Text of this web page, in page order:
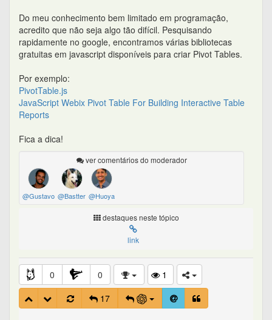
Do meu conhecimento bem limitado em programação,
acredito que não seja algo tão difícil. Pesquisando
rapidamente no google, encontramos várias bibliotecas
gratuitas em javascript disponíveis para criar Pivot Tables.
Por exemplo:
PivotTable.js
JavaScript Webix Pivot Table For Building Interactive Table
Reports
Fica a dica!
ver comentários do moderador
@Gustavo @Bastter @Huoya
destaques neste tópico
link
0 0
1
17